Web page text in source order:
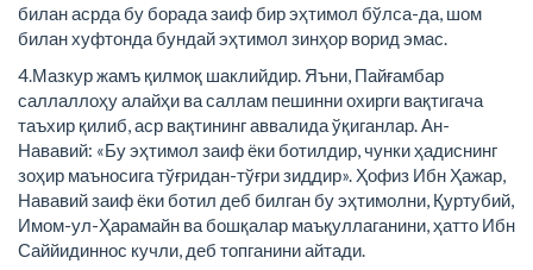
билан асрда бу борада заиф бир эҳтимол бўлса-да, шом
билан хуфтонда бундай эҳтимол зинҳор ворид эмас.
4.Мазкур жамъ қилмоқ шаклийдир. Яъни, Пайғамбар
саллаллоҳу алайҳи ва саллам пешинни охирги вақтигача
таъхир қилиб, аср вақтининг аввалида ўқиганлар. Ан-
Нававий: «Бу эҳтимол заиф ёки ботилдир, чунки ҳадиснинг
зоҳир маъносига тўғридан-тўғри зиддир». Ҳофиз Ибн Ҳажар,
Нававий заиф ёки ботил деб билган бу эҳтимолни, Қуртубий,
Имом-ул-Ҳарамайн ва бошқалар маъқуллаганини, ҳатто Ибн
Саййидиннос кучли, деб топганини айтади.